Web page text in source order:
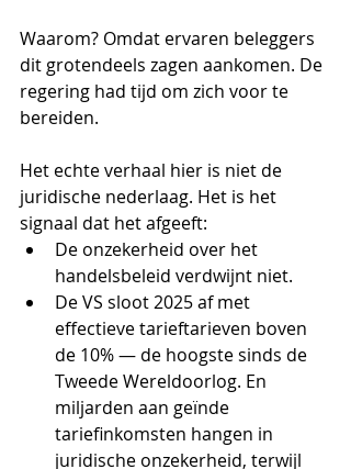
Waarom? Omdat ervaren beleggers
dit grotendeels zagen aankomen. De
regering had tijd om zich voor te
bereiden.
Het echte verhaal hier is niet de
juridische nederlaag. Het is het
signaal dat het afgeeft:
De onzekerheid over het
handelsbeleid verdwijnt niet.
De VS sloot 2025 af met
effectieve tarieftarieven boven
de 10% — de hoogste sinds de
Tweede Wereldoorlog. En
miljarden aan geïnde
tariefinkomsten hangen in
juridische onzekerheid, terwijl